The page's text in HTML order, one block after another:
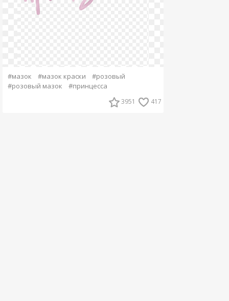
#мазок #мазок краски
#розовый
#розовый мазок
#принцесса
3951 417